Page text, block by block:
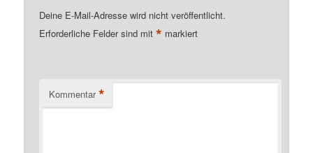
Deine E-Mail-Adresse wird nicht veröffentlicht.
Erforderliche Felder sind mit* markiert
Kommentar *